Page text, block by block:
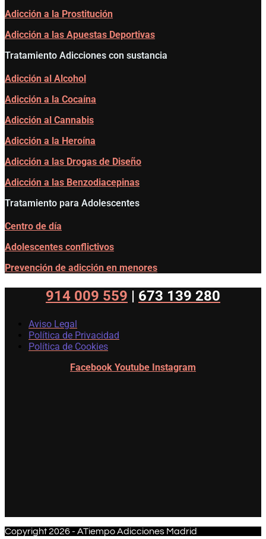
Adicción a la Prostitución
Adicción a las Apuestas Deportivas
Tratamiento Adicciones con sustancia
Adicción al Alcohol
Adicción a la Cocaína
Adicción al Cannabis
Adicción a la Heroína
Adicción a las Drogas de Diseño
Adicción a las Benzodiacepinas
Tratamiento para Adolescentes
Centro de día
Adolescentes conflictivos
Prevención de adicción en menores
914 009 559 | 673 139 280
Aviso Legal
Política de Privacidad
Política de Cookies
Facebook Youtube Instagram
Copyright 2026 - ATiempo Adicciones Madrid